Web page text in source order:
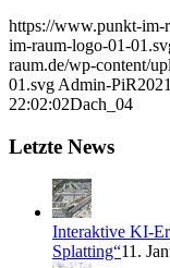
https://www.punkt-im-
im-raum-logo-01-
raum.de/wp-content/
01.svg Admin-PiR
22:02:02Dach_04
Letzte News
Interaktive KI-
Splatting“11.